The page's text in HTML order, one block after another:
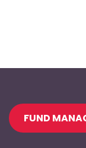
Jaluse
FUND